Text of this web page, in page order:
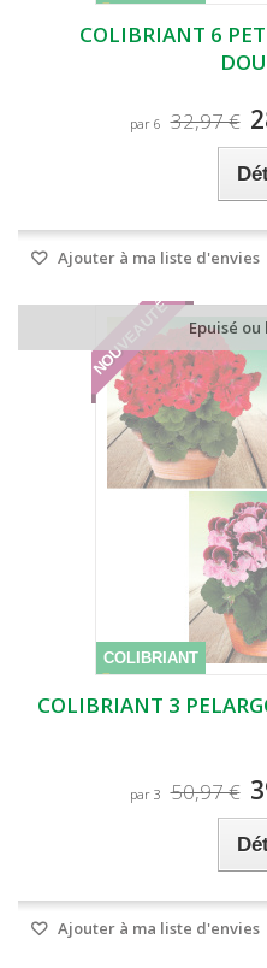
COLIBRIANT 6
par 6 32,97 €
Ajouter à ma liste d'envies
Epuisé ou
NOUVEAUTÉ
COLIBRIANT
COLIBRIANT 3
par 3 50,97 €
Ajouter à ma liste d'envies